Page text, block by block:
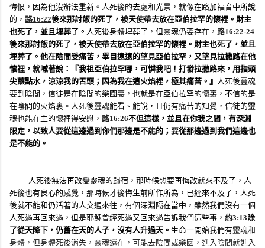
悔恨，因為他沒辦法重新。人死後的去處和光景，就像在路加福音中所說
的， 路16:22後來那討飯的死了，被天使帶去放在亞伯拉罕的懷裡。財主
也死了，並且埋葬了。 人死後身體埋葬了，但靈魂仍要存在， 路16:22-24
後來那討飯的死了，被天使帶去放在亞伯拉罕的懷裡。財主也死了，並且
埋葬了。他在陰間受痛苦，舉目遠遠的望見亞伯拉罕，又望見拉撒路在他
懷裡，就喊著說：『我祖亞伯拉罕哪，可憐我吧！打發拉撒路來，用指頭
尖蘸點水，涼涼我的舌頭；因為我在這火焰裡，極其痛苦。』 人死後靈魂
要到陰間，信徒是在陰間的樂園裏，也就是在亞伯拉罕的懷裏，不信的是
在陰間的火焰裏。人死後靈魂能看、能說，且仍有痛苦的知覺，信徒的靈
魂也能在主的懷裡得安慰， 路16:26不但這樣，並且在你我之間，有深淵
限定，以致人要從這邊過到你們那邊是不能的；要從那邊過到我們這邊也
是不能的。
人死後無法再改變靈魂的歸宿，那時候想要再悔改就來不及了，人
死後也有良心的感覺，那時候才後悔生前所作所為，已經來不及了，人死
後就不能和仍活著的人交通來往，有個深淵隔在當中，雖然我們沒有一個
人死過再回來過，但是耶穌曾經死過又回來過告訴我們這些事， 約3:13 除
了從天降下，仍舊在天的人子，沒有人升過天。 生命一開始我們有靈魂和
身體，但身體死後消失，靈魂還在，可能去陰間或樂園，進入陰間就進入